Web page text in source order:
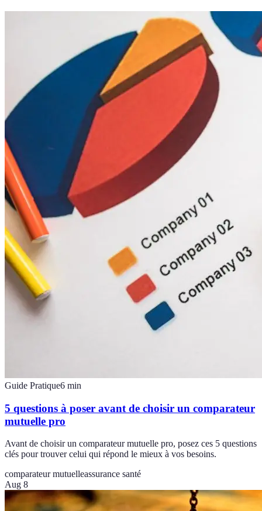
Guide Pratique6 min
5 questions à poser avant de choisir un comparateur
mutuelle pro
Avant de choisir un comparateur mutuelle pro, posez ces 5 questions
clés pour trouver celui qui répond le mieux à vos besoins.
comparateur mutuelleassurance santé
Aug 8